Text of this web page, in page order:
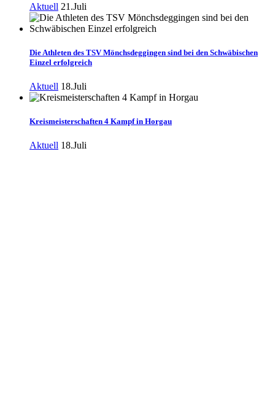
Aktuell 21.Juli
Die Athleten des TSV Mönchsdeggingen sind bei den Schwäbischen
Einzel erfolgreich
Aktuell 18.Juli
Kreismeisterschaften 4 Kampf in Horgau
Aktuell 18.Juli